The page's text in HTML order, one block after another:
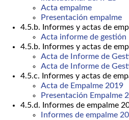
Acta empalme
Presentación empalme
4.5.b. Informes y actas de
Acta informe de gestión
4.5.b. Informes y actas de
Acta de Informe de
Acta de Informe de
4.5.c. Informes y actas de
Acta de Empalme 2019
Presentación Empalme
4.5.d. Informes de empalme
Informes de empalme